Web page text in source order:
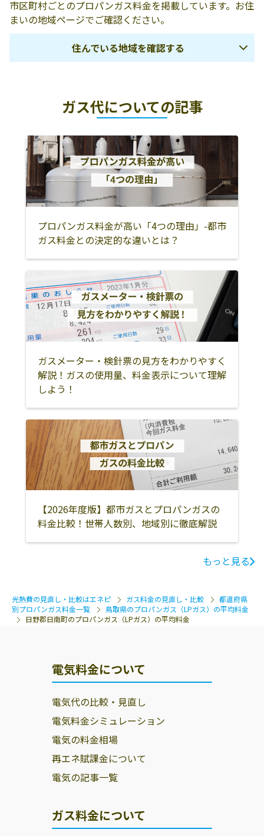
市区町村ごとのプロパンガス料金を掲載しています。お住
まいの地域ページでご確認ください。
住んでいる地域を確認する
八頭郡若桜町
八頭郡智頭町
倉吉市
東伯郡琴浦町
米子市
境港市
西伯郡南部町
西伯郡伯耆町
西伯郡日吉津村
西伯郡大山町
日野郡日南町
日野郡日野町
日野郡江府町
ガス代についての記事
プロパンガス料金が高い「4つの理由」-都市
ガス料金との決定的な違いとは？
ガスメーター・検針票の見方をわかりやすく
解説！ガスの使用量、料金表示について理解
しよう！
【2026年度版】都市ガスとプロパンガスの
料金比較！世帯人数別、地域別に徹底解説
もっと見る
光熱費の見直し・比較はエネピ ガス料金の見直し・比較
都道府県
別プロパンガス料金一覧
鳥取県のプロパンガス（LPガス）の平均料金
日野郡日南町のプロパンガス（LPガス）の平均料金
電気料金について
電気代の比較・見直し
電気料金シミュレーション
電気の料金相場
再エネ賦課金について
電気の記事一覧
ガス料金について